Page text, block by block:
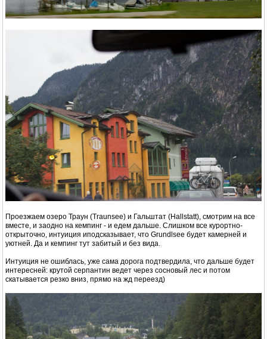
Проезжаем озеро Траун (Traunsee) и Гальштат (Hallstatt), смотрим на все
вместе, и заодно на кемпинг - и едем дальше. Слишком все курортно-
открыточно, интуиция иподсказывает, что Grundlsee будет камерней и
уютней. Да и кемпинг тут забитый и без вида.
Интуиция не ошиблась, уже сама дорога подтвердила, что дальше будет
интересней: крутой серпантин ведет через сосновый лес и потом
скатывается резко вниз, прямо на жд переезд)